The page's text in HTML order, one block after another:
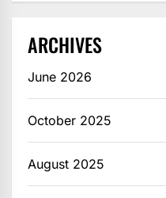
ARCHIVES
June 2026
October 2025
August 2025